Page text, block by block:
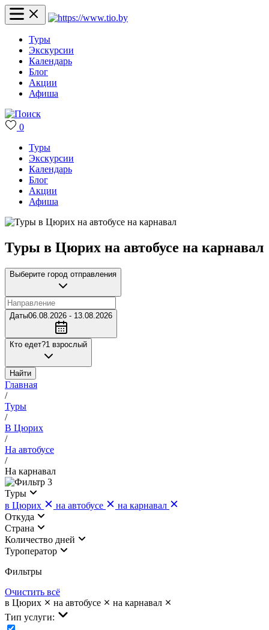
Туры
Экскурсии
Календарь
Блог
Акции
Афиша
0
Туры
Экскурсии
Календарь
Блог
Акции
Афиша
Туры в Цюрих на автобусе на карнавал
Выберите город отправления
Даты06.08.2026 - 13.08.2026
Кто едет?1 взрослый
Найти
Главная
/
Туры
/
В Цюрих
/
На автобусе
/
На карнавал
3
Туры
в Цюрих
на автобусе
на карнавал
Откуда
Страна
Количество дней
Туроператор
Фильтры
Очистить всё
в Цюрих
на автобусе
на карнавал
Тип услуги: